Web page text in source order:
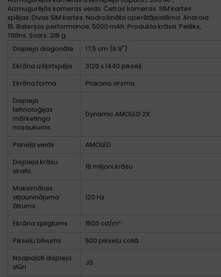
Aizmugurējās kameras veids: Četras kameras. SIM kartes
spējas: Divas SIM kartes. Nodrošināta operētājsistēma: Android
15. Baterijas performance: 5000 mAh. Produkta krāsa: Pelēks,
Titāns. Svars: 218 g
Displeja diagonāle
17,5 cm (6.9")
Ekrāna izšķirtspēja
3120 x 1440 pikseļi
Ekrāna forma
Plakana virsma
Displeja
tehnoloģijas
mārketinga
nosaukums
Dynamic AMOLED 2X
Paneļa veids
AMOLED
Displeja krāsu
skaits
16 miljoni krāsu
Maksimālais
atjauninājuma
ātrums
120 Hz
Ekrāna spilgtums
1500 cd/m²
Pikseļu blīvums
500 pikseļu collā
Noapaļoti displeja
stūri
Jā